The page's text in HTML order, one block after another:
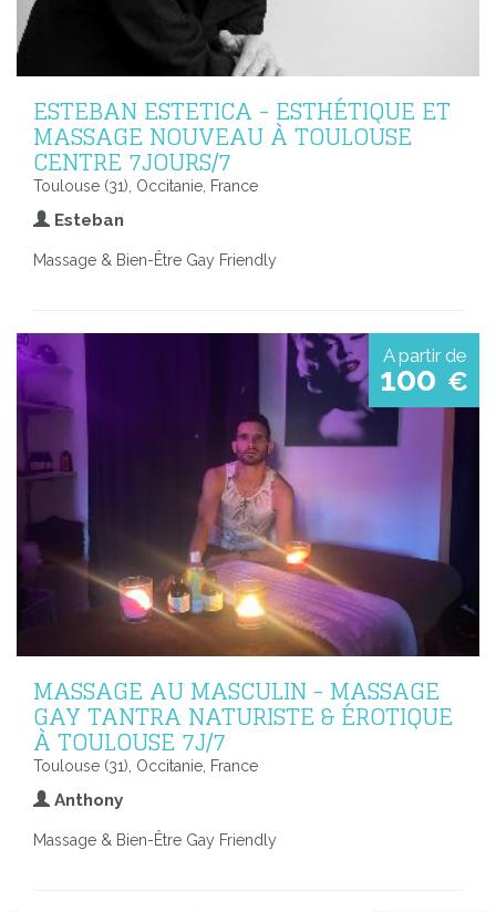
ESTEBAN ESTETICA - ESTHÉTIQUE ET
MASSAGE NOUVEAU À TOULOUSE
CENTRE 7JOURS/7
Toulouse (31), Occitanie, France
Esteban
Massage & Bien-Être Gay Friendly
A partir de
100 €
MASSAGE AU MASCULIN - MASSAGE
GAY TANTRA NATURISTE & ÉROTIQUE
À TOULOUSE 7J/7
Toulouse (31), Occitanie, France
Anthony
Massage & Bien-Être Gay Friendly